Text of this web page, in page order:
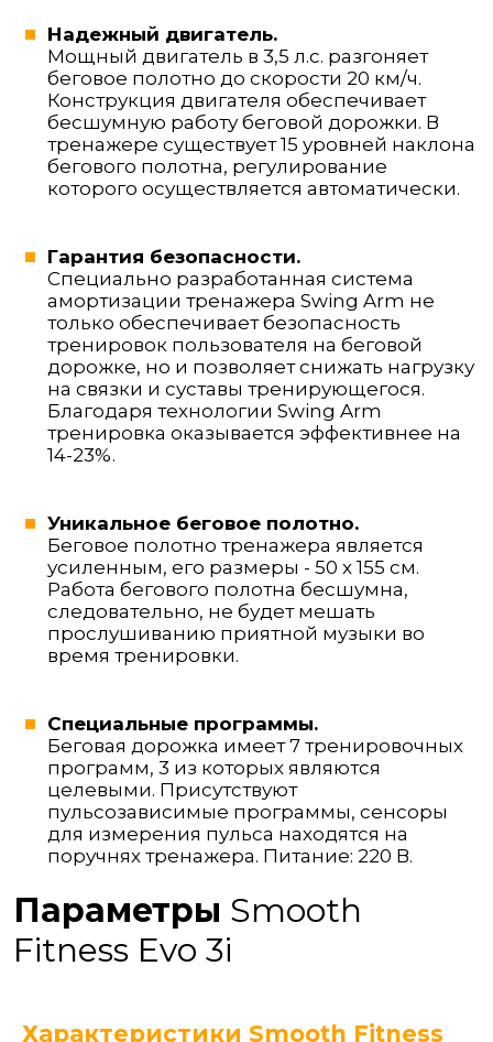
Надежный двигатель.
Мощный двигатель в 3,5 л.с. разгоняет
беговое полотно до скорости 20 км/ч.
Конструкция двигателя обеспечивает
бесшумную работу беговой дорожки. В
тренажере существует 15 уровней наклона
бегового полотна, регулирование
которого осуществляется автоматически.
Гарантия безопасности.
Специально разработанная система
амортизации тренажера Swing Arm не
только обеспечивает безопасность
тренировок пользователя на беговой
дорожке, но и позволяет снижать нагрузку
на связки и суставы тренирующегося.
Благодаря технологии Swing Arm
тренировка оказывается эффективнее на
14-23%.
Уникальное беговое полотно.
Беговое полотно тренажера является
усиленным, его размеры - 50 x 155 см.
Работа бегового полотна бесшумна,
следовательно, не будет мешать
прослушиванию приятной музыки во
время тренировки.
Специальные программы.
Беговая дорожка имеет 7 тренировочных
программ, 3 из которых являются
целевыми. Присутствуют
пульсозависимые программы, сенсоры
для измерения пульса находятся на
поручнях тренажера. Питание: 220 В.
Параметры Smooth
Fitness Evo 3i
Характеристики Smooth Fitness